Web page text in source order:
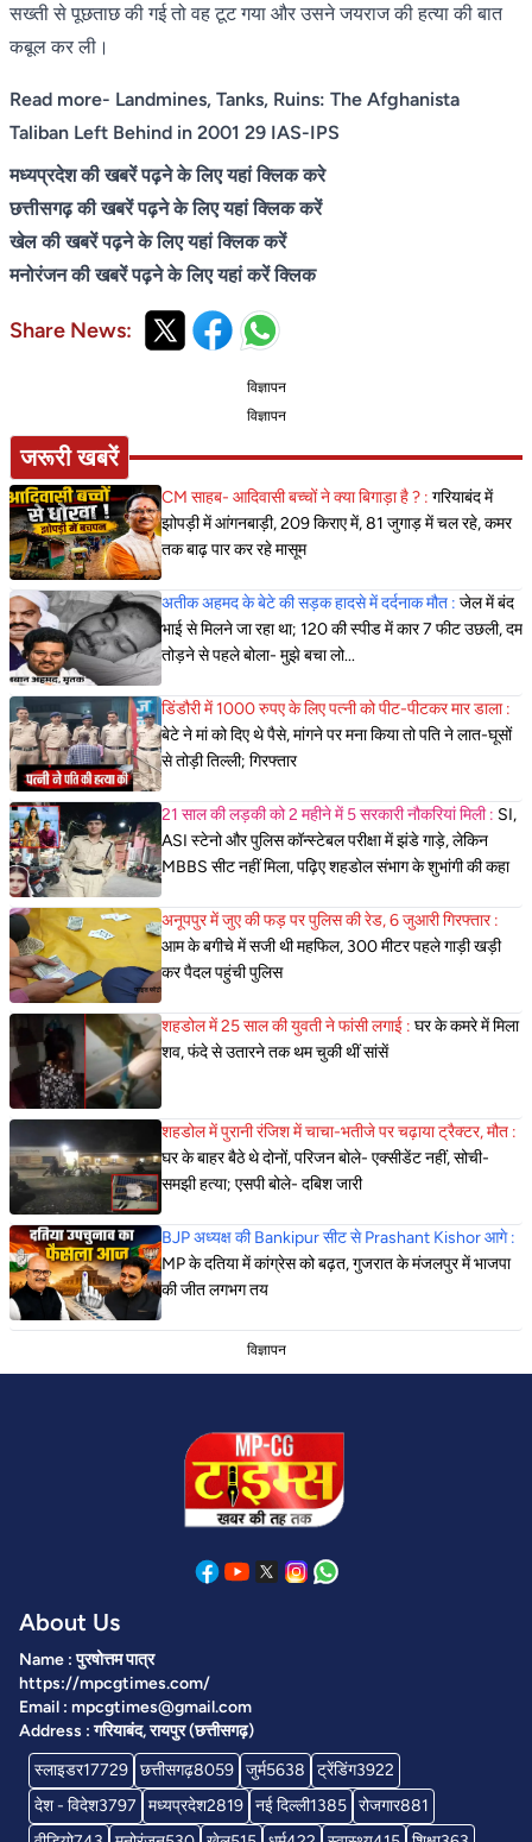
सख्ती से पूछताछ की गई तो वह टूट गया और उसने जयराज की हत्या की बात
कबूल कर ली।
Read more- Landmines, Tanks, Ruins: The Afghanista
Taliban Left Behind in 2001 29 IAS-IPS
मध्यप्रदेश की खबरें पढ़ने के लिए यहां क्लिक करे
छत्तीसगढ़ की खबरें पढ़ने के लिए यहां क्लिक करें
खेल की खबरें पढ़ने के लिए यहां क्लिक करें
मनोरंजन की खबरें पढ़ने के लिए यहां करें क्लिक
Share News:
विज्ञापन
विज्ञापन
जरूरी खबरें
CM साहब- आदिवासी बच्चों ने क्या बिगाड़ा है ? : गरियाबंद में
झोपड़ी में आंगनबाड़ी, 209 किराए में, 81 जुगाड़ में चल रहे, कमर
तक बाढ़ पार कर रहे मासूम
अतीक अहमद के बेटे की सड़क हादसे में दर्दनाक मौत : जेल में बंद
भाई से मिलने जा रहा था; 120 की स्पीड में कार 7 फीट उछली, दम
तोड़ने से पहले बोला- मुझे बचा लो...
डिंडौरी में 1000 रुपए के लिए पत्नी को पीट-पीटकर मार डाला :
बेटे ने मां को दिए थे पैसे, मांगने पर मना किया तो पति ने लात-घूसों
से तोड़ी तिल्ली; गिरफ्तार
21 साल की लड़की को 2 महीने में 5 सरकारी नौकरियां मिली : SI,
ASI स्टेनो और पुलिस कॉन्स्टेबल परीक्षा में झंडे गाड़े, लेकिन
MBBS सीट नहीं मिला, पढ़िए शहडोल संभाग के शुभांगी की कहा
अनूपपुर में जुए की फड़ पर पुलिस की रेड, 6 जुआरी गिरफ्तार :
आम के बगीचे में सजी थी महफिल, 300 मीटर पहले गाड़ी खड़ी
कर पैदल पहुंची पुलिस
शहडोल में 25 साल की युवती ने फांसी लगाई : घर के कमरे में मिला
शव, फंदे से उतारने तक थम चुकी थीं सांसें
शहडोल में पुरानी रंजिश में चाचा-भतीजे पर चढ़ाया ट्रैक्टर, मौत :
घर के बाहर बैठे थे दोनों, परिजन बोले- एक्सीडेंट नहीं, सोची-
समझी हत्या; एसपी बोले- दबिश जारी
BJP अध्यक्ष की Bankipur सीट से Prashant Kishor आगे :
MP के दतिया में कांग्रेस को बढ़त, गुजरात के मंजलपुर में भाजपा
की जीत लगभग तय
विज्ञापन
About Us
Name : पुरषोत्तम पात्र
https://mpcgtimes.com/
Email : mpcgtimes@gmail.com
Address : गरियाबंद, रायपुर (छत्तीसगढ़)
स्लाइडर17729 छत्तीसगढ़8059 जुर्म5638 ट्रेंडिंग3922
देश - विदेश3797 मध्यप्रदेश2819 नई दिल्ली1385 रोजगार881